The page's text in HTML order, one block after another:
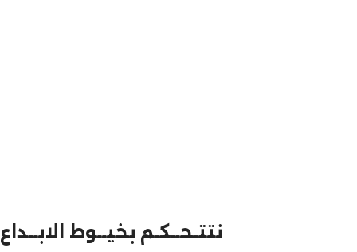
نتتـحــكـم بخيــوط الابــداع